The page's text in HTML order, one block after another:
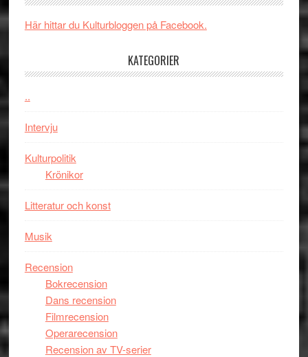
kan
Här hittar du Kulturbloggen på Facebook.
KATEGORIER
..
Intervju
Kulturpolitik
Krönikor
Litteratur och konst
Musik
Recension
Bokrecension
Dans recension
Filmrecension
Operarecension
Recension av TV-serier